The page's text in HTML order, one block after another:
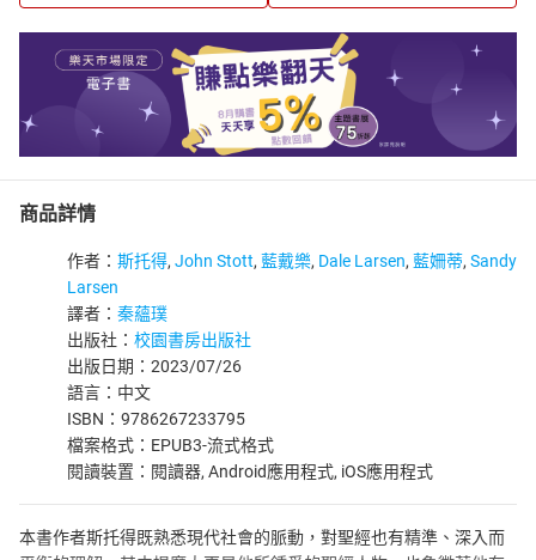
商品詳情
作者： 斯托得, John Stott, 藍戴樂, Dale Larsen, 藍姍蒂, Sandy
Larsen
譯者： 秦蘊璞
出版社： 校園書房出版社
出版日期：2023/07/26
語言：中文
ISBN：9786267233795
檔案格式：EPUB3-流式格式
閱讀裝置：閱讀器, Android應用程式, iOS應用程式
本書作者斯托得既熟悉現代社會的脈動，對聖經也有精準、深入而